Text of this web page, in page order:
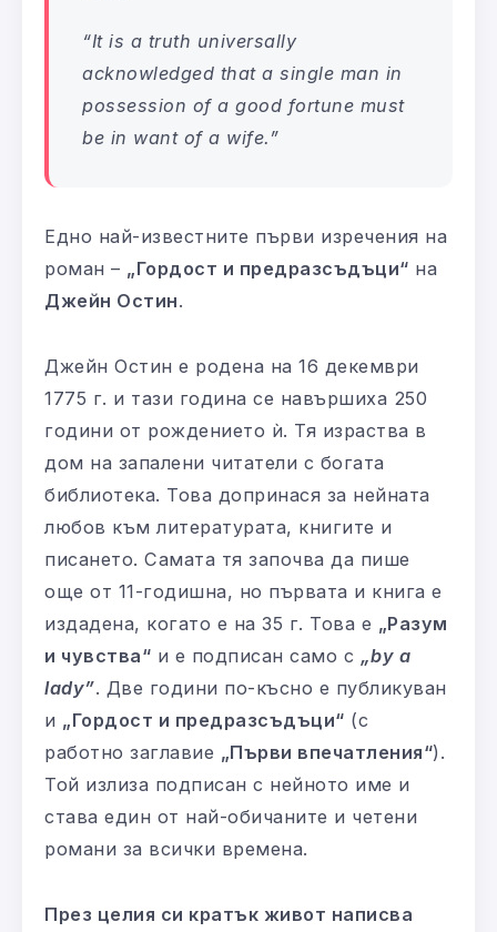
“It is a truth universally
acknowledged that a single man in
possession of a good fortune must
be in want of a wife.”
Едно най-известните първи изречения на
роман – „Гордост и предразсъдъци“ на
Джейн Остин.
Джейн Остин е родена на 16 декември
1775 г. и тази година се навършиха 250
години от рождението ѝ. Тя израства в
дом на запалени читатели с богата
библиотека. Това допринася за нейната
любов към литературата, книгите и
писането. Самата тя започва да пише
още от 11-годишна, но първата и книга е
издадена, когато е на 35 г. Това е „Разум
и чувства“ и е подписан само с „by a
lady”. Две години по-късно е публикуван
и „Гордост и предразсъдъци“ (с
работно заглавие „Първи впечатления“).
Той излиза подписан с нейното име и
става един от най-обичаните и четени
романи за всички времена.
През целия си кратък живот написва